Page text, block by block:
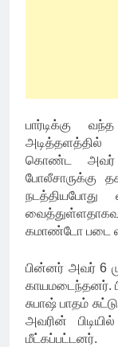
பார்டிக்கு
கொண்ட அவர்
போலீசாருக்கு
நடத்தியபோது
கமாண்டோ படை
பின்னர் அவர் 6
காயமடைந்தனர்.
சுபாஷ் பாதம்
அவரின்
மீட்கப்பட்டனர்.